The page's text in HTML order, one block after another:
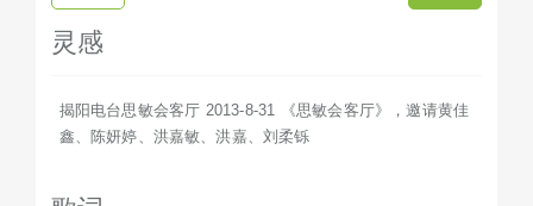
灵感
揭阳电台思敏会客厅 2013-8-31 《思敏会客厅》，邀请黄佳
鑫、陈妍婷、洪嘉敏、洪嘉、刘柔铄